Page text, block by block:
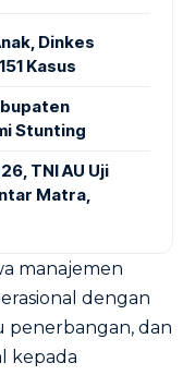
Dinkes
Kasus
Stunting
TNI AU Uji
Matra,
manajemen
dengan
penerbangan, dan
kepada